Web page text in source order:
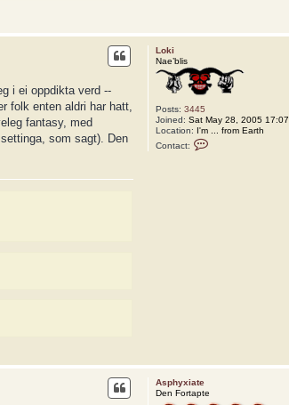
Loki
Nae’blis
Posts: 3445
Joined: Sat May 28, 2005 17:07
Location: I'm ... from Earth
Contact:
i ei oppdikta verd --
folk enten aldri har hatt,
fantasy, med
som sagt). Den
Asphyxiate
Den Fortapte